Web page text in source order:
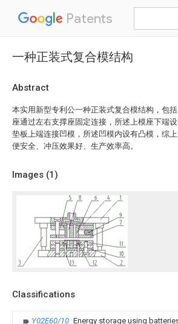
Patents
一种正装式复合模结构
Abstract
本实用新型专利公一种正装式复合模结构，包
座通过左右支撑座固定连接，所述上模座下端
垫板上端连接凹模，所述凹模内设有凸模，综
便安全、冲压效果好、生产效率高。
Images (1)
Classifications
Y02E60/10 Energy storage using